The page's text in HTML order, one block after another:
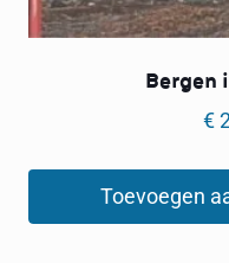
Bergen
€
Toevoegen